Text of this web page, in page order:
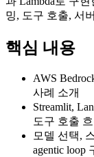
밍, 도구 호출, 서
핵심 내용
AWS
사례 소개
Streamlit,
도구 호출 흐
모델 선택,
agentic loop